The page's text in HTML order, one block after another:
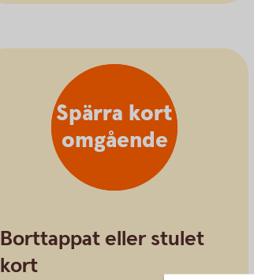
Spärra kort
omgående
Borttappat eller stulet
kort